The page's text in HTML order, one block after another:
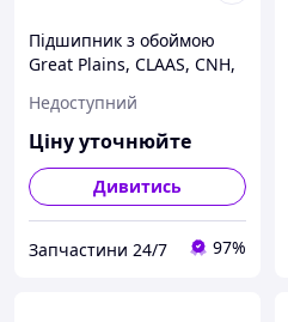
Підшипник з обоймою
Great Plains, CLAAS, CNH,
11966-66 UA22
Недоступний
Ціну уточнюйте
Дивитись
Запчастини 24/7 97%